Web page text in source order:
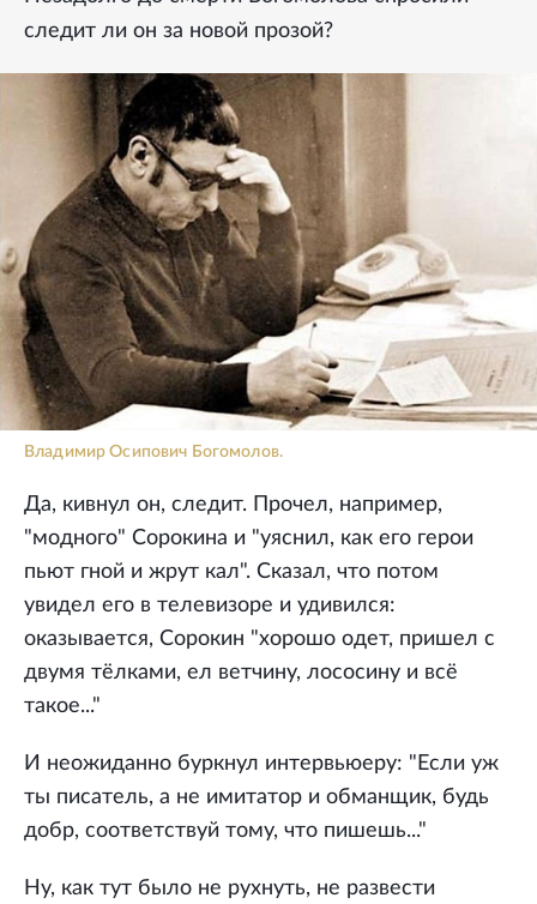
следит ли он за новой прозой?
Владимир Осипович Богомолов.
Да, кивнул он, следит. Прочел, например,
"модного" Сорокина и "уяснил, как его герои
пьют гной и жрут кал". Сказал, что потом
увидел его в телевизоре и удивился:
оказывается, Сорокин "хорошо одет, пришел с
двумя тёлками, ел ветчину, лососину и всё
такое..."
И неожиданно буркнул интервьюеру: "Если уж
ты писатель, а не имитатор и обманщик, будь
добр, соответствуй тому, что пишешь..."
Ну, как тут было не рухнуть, не развести